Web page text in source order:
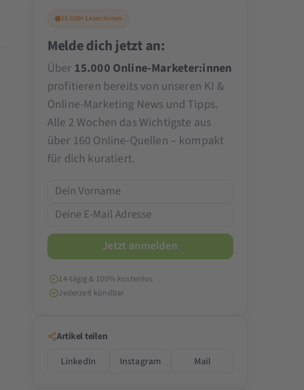
15.000+ Leser:innen
Melde dich jetzt an:
Über 15.000 Online-Marketer:innen
profitieren bereits von unseren KI &
Online-Marketing News und Tipps.
Alle 2 Wochen das Wichtigste aus
über 160 Online-Quellen – kompakt
für dich kuratiert.
14-tägig & 100% kostenlos
Jederzeit kündbar
Artikel teilen
LinkedIn
Instagram Mail